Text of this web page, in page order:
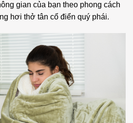
gian của bạn theo phong cách
hơi thở tân cổ điển quý phái.